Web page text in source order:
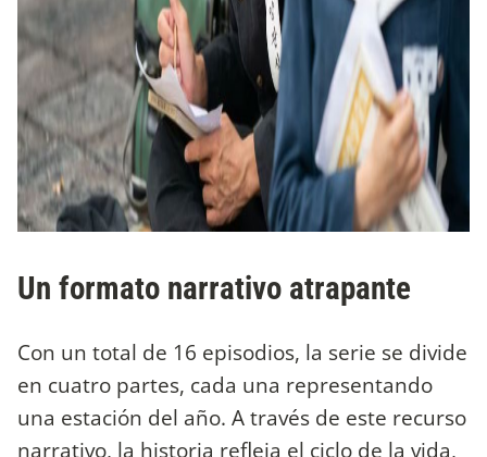
Un formato narrativo atrapante
Con un total de 16 episodios, la serie se divide
en cuatro partes, cada una representando
una estación del año. A través de este recurso
narrativo, la historia refleja el ciclo de la vida,